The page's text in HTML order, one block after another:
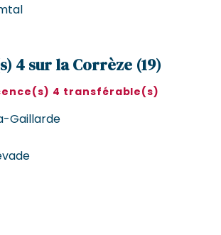
4 sur la Corrèze (19)
4 transférable(s)
Gaillarde